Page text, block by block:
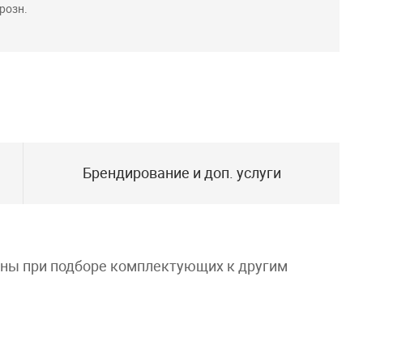
Брендирование и доп. услуги
при подборе комплектующих к другим